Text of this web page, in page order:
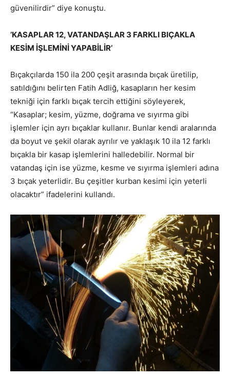
güvenilirdir” diye konuştu.
’KASAPLAR 12, VATANDAŞLAR 3 FARKLI BIÇAKLA
KESİM İŞLEMİNİ YAPABİLİR’
Bıçakçılarda 150 ila 200 çeşit arasında bıçak üretilip,
satıldığını belirten Fatih Adliğ, kasapların her kesim
tekniği için farklı bıçak tercih ettiğini söyleyerek,
“Kasaplar; kesim, yüzme, doğrama ve sıyırma gibi
işlemler için ayrı bıçaklar kullanır. Bunlar kendi aralarında
da boyut ve şekil olarak ayrılır ve yaklaşık 10 ila 12 farklı
bıçakla bir kasap işlemlerini halledebilir. Normal bir
vatandaş için ise yüzme, kesme ve sıyırma işlemleri adına
3 bıçak yeterlidir. Bu çeşitler kurban kesimi için yeterli
olacaktır” ifadelerini kullandı.